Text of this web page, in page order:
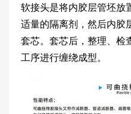
软接头是将内胶层管坯放
适量的隔离剂，然后内胶
套芯。套芯后，整理、检
工序进行缠绕成型。